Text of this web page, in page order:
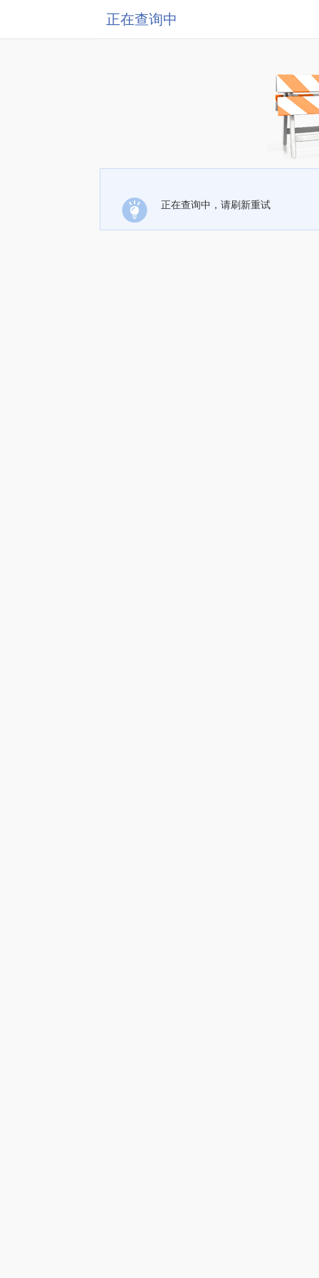
正在查询中
正在查询中，请刷新重试